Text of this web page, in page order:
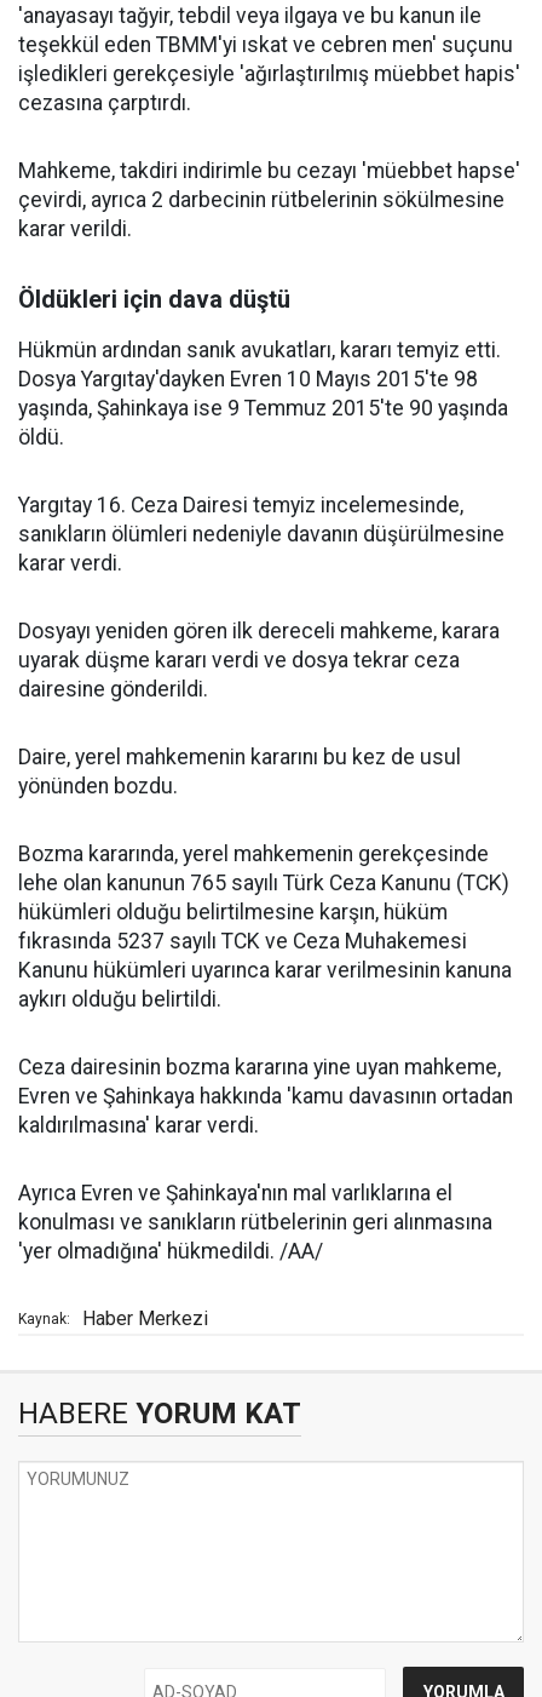
'anayasayı tağyir, tebdil veya ilgaya ve bu kanun ile
teşekkül eden TBMM'yi ıskat ve cebren men' suçunu
işledikleri gerekçesiyle 'ağırlaştırılmış müebbet hapis'
cezasına çarptırdı.
Mahkeme, takdiri indirimle bu cezayı 'müebbet hapse'
çevirdi, ayrıca 2 darbecinin rütbelerinin sökülmesine
karar verildi.
Öldükleri için dava düştü
Hükmün ardından sanık avukatları, kararı temyiz etti.
Dosya Yargıtay'dayken Evren 10 Mayıs 2015'te 98
yaşında, Şahinkaya ise 9 Temmuz 2015'te 90 yaşında
öldü.
Yargıtay 16. Ceza Dairesi temyiz incelemesinde,
sanıkların ölümleri nedeniyle davanın düşürülmesine
karar verdi.
Dosyayı yeniden gören ilk dereceli mahkeme, karara
uyarak düşme kararı verdi ve dosya tekrar ceza
dairesine gönderildi.
Daire, yerel mahkemenin kararını bu kez de usul
yönünden bozdu.
Bozma kararında, yerel mahkemenin gerekçesinde
lehe olan kanunun 765 sayılı Türk Ceza Kanunu (TCK)
hükümleri olduğu belirtilmesine karşın, hüküm
fıkrasında 5237 sayılı TCK ve Ceza Muhakemesi
Kanunu hükümleri uyarınca karar verilmesinin kanuna
aykırı olduğu belirtildi.
Ceza dairesinin bozma kararına yine uyan mahkeme,
Evren ve Şahinkaya hakkında 'kamu davasının ortadan
kaldırılmasına' karar verdi.
Ayrıca Evren ve Şahinkaya'nın mal varlıklarına el
konulması ve sanıkların rütbelerinin geri alınmasına
'yer olmadığına' hükmedildi. /AA/
Kaynak: Haber Merkezi
HABERE YORUM KAT